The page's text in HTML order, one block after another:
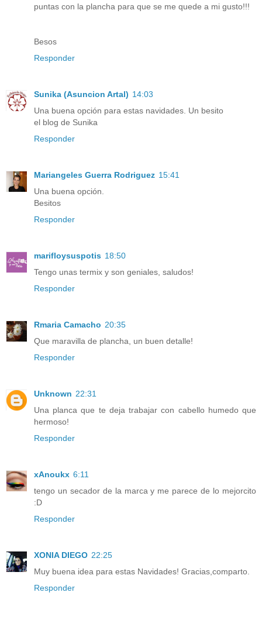
puntas con la plancha para que se me quede a mi gusto!!!
Besos
Responder
Sunika (Asuncion Artal) 14:03
Una buena opción para estas navidades. Un besito
el blog de Sunika
Responder
Mariangeles Guerra Rodriguez 15:41
Una buena opción.
Besitos
Responder
marifloysuspotis 18:50
Tengo unas termix y son geniales, saludos!
Responder
Rmaria Camacho 20:35
Que maravilla de plancha, un buen detalle!
Responder
Unknown 22:31
Una planca que te deja trabajar con cabello humedo que
hermoso!
Responder
xAnoukx 6:11
tengo un secador de la marca y me parece de lo mejorcito
:D
Responder
XONIA DIEGO 22:25
Muy buena idea para estas Navidades! Gracias,comparto.
Responder